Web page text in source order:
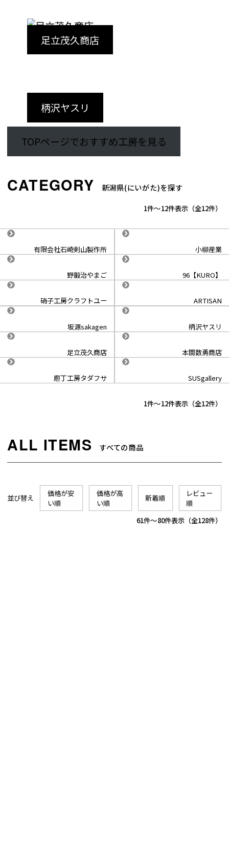
足立茂久商店
柄沢ヤスリ
TOPページでおすすめ工房を見る
新潟県(にいがた)を探す
12
1 -12件表示
有限会社石崎剣山製作所 小柳産業
野鍛治やまご 96【KURO】
硝子工房クラフトユー ARTISAN
坂源sakagen 柄沢ヤスリ
足立茂久商店 本間数勇商店
庖丁工房タダフサ SUSgallery
12
1 -12件表示
すべての商品
並び替え
価格が安
い順
価格が高
い順
新着順
レビュー
順
128
61 -80件表示